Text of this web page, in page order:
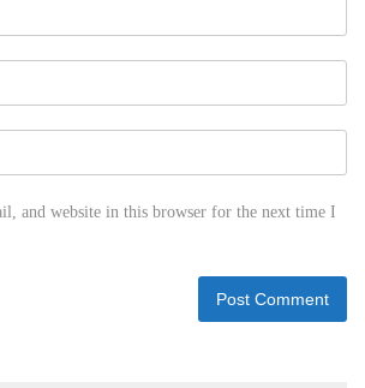
and website in this browser for the next time I